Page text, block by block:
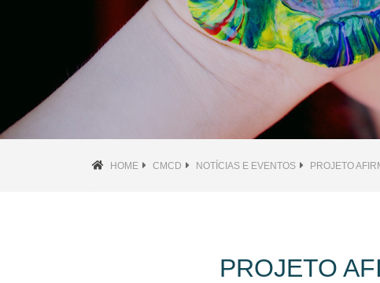
HOME CMCD NOTÍCIAS E EVENTOS PROJETO
PROJETO